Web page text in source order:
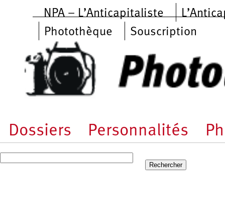
Aller au contenu principal
NPA – L’Anticapitaliste
Photothèque
Souscription
Dossiers Personnalités